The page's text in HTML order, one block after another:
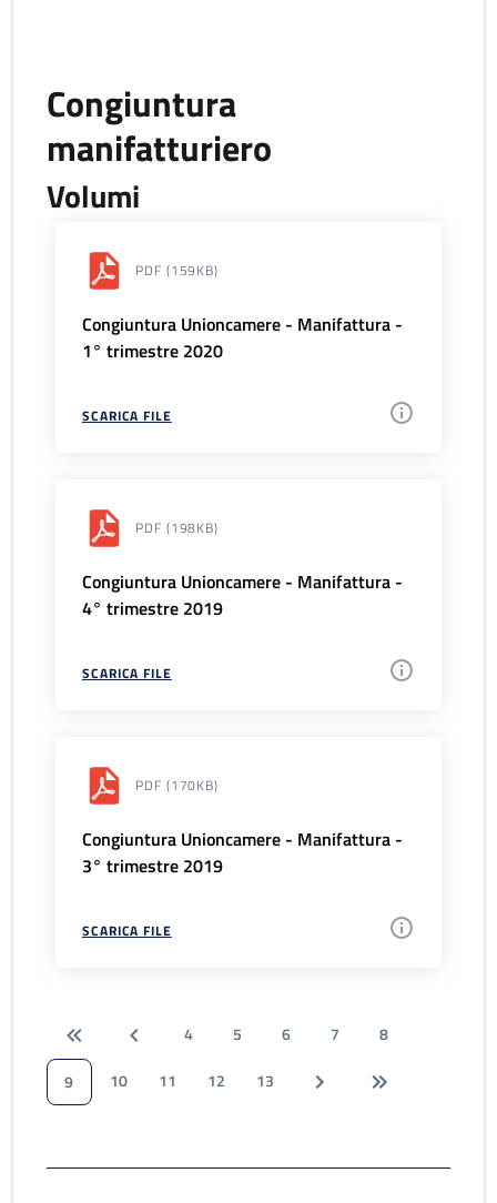
Congiuntura
manifatturiero
Volumi
PDF (159KB)
Congiuntura Unioncamere - Manifattura -
1° trimestre 2020
SCARICA FILE
PDF (198KB)
Congiuntura Unioncamere - Manifattura -
4° trimestre 2019
SCARICA FILE
PDF (170KB)
Congiuntura Unioncamere - Manifattura -
3° trimestre 2019
SCARICA FILE
4 5 6 7
8
9
10 11 12 13